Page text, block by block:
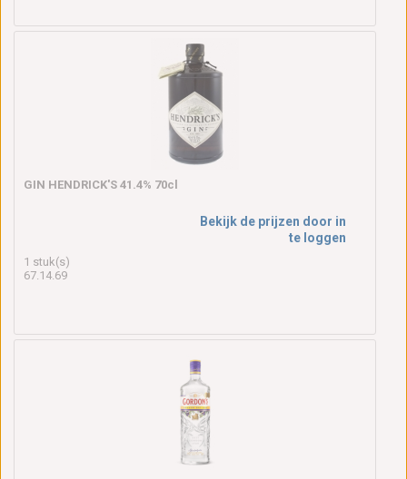
GIN HENDRICK'S 41.4% 70cl
1 stuk(s)
67.14.69
Bekijk de prijzen door in
te loggen